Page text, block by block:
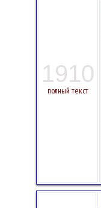
1910
полный текст